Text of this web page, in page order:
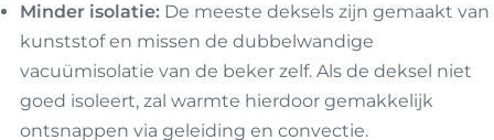
Minder isolatie: De meeste deksels zijn gemaakt van
kunststof en missen de dubbelwandige
vacuümisolatie van de beker zelf. Als de deksel niet
goed isoleert, zal warmte hierdoor gemakkelijk
ontsnappen via geleiding en convectie.